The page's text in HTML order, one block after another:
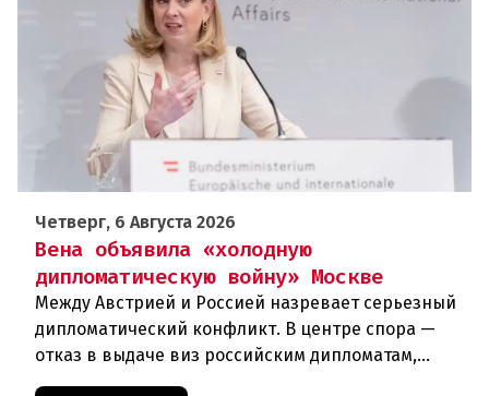
Четверг, 6 Августа 2026
Вена объявила «холодную
дипломатическую войну» Москве
Между Австрией и Россией назревает серьезный
дипломатический конфликт. В центре спора —
отказ в выдаче виз российским дипломатам,
сотрудникам посольства и работникам